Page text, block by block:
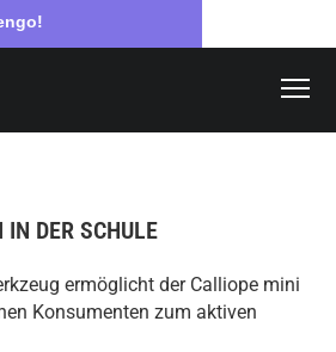
DER SCHULE
ermöglicht der Calliope mini
Konsumenten zum aktiven